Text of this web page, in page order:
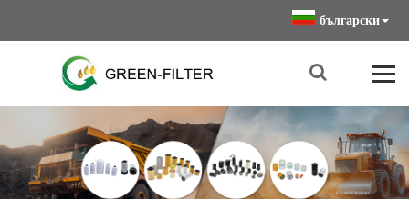
български